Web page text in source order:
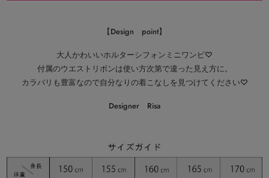
【Design point】
大人かわいいホルターシフォンミニワンピ♡
付属のウエストリボンは使い方次第で違った見え方に。
カラバリも豊富なので自分なりの着こなしを見つけてください♡
Designer Risa